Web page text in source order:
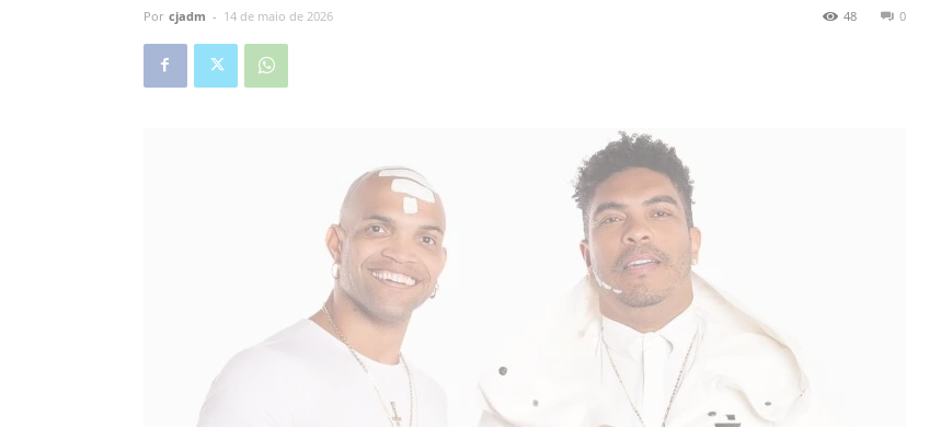
Por cjadm - 14 de maio de 2026 0
48